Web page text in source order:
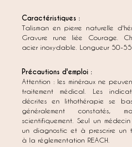
Caractéristiques :
Talisman en pierre naturelle
Gravure rune liée Courage.
acier inoxydable. Longueur 50-55
Précautions d'emploi :
Attention : les minéraux ne
traitement médical. Les
décrites en lithothérapie se
généralement constatés,
scientifiquement. Seul un
un diagnostic et à prescrire un
à la réglementation REACH.